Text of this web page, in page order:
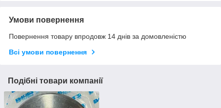
Умови повернення
Повернення товару впродовж 14 днів за домовленістю
Всі умови повернення
Подібні товари компанії